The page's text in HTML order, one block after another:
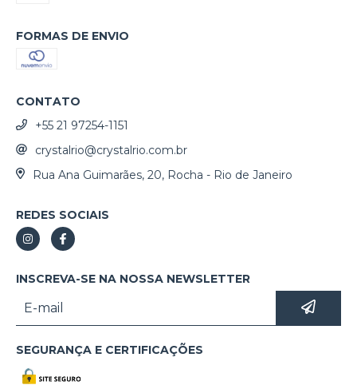
FORMAS DE ENVIO
CONTATO
+55 21 97254-1151
crystalrio@crystalrio.com.br
Rua Ana Guimarães, 20, Rocha - Rio de Janeiro
REDES SOCIAIS
INSCREVA-SE NA NOSSA NEWSLETTER
SEGURANÇA E CERTIFICAÇÕES